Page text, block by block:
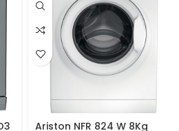
Ariston NFR 824 W 8Kg